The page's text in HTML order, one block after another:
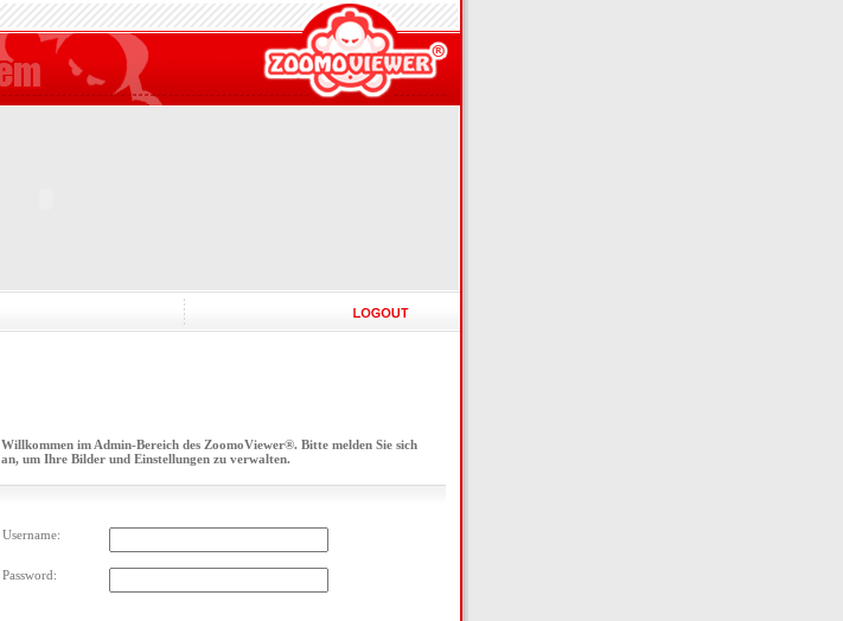
Willkommen im Admin-Bereich des ZoomoViewer®. Bitte melden Sie sich
an, um Ihre Bilder und Einstellungen zu verwalten.
Username:
Password: